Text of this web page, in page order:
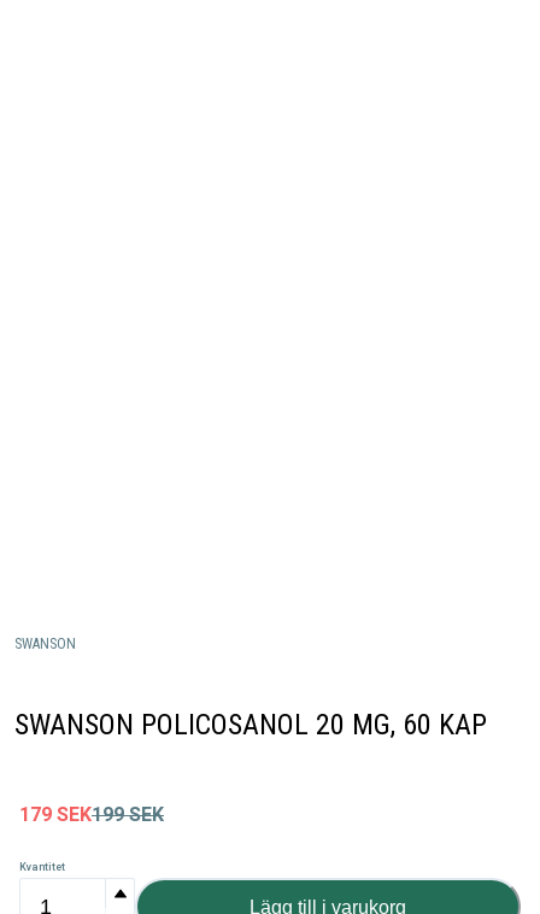
SWANSON
SWANSON POLICOSANOL 20 MG, 60 KAP
179 SEK199 SEK
Kvantitet
Lägg till i varukorg